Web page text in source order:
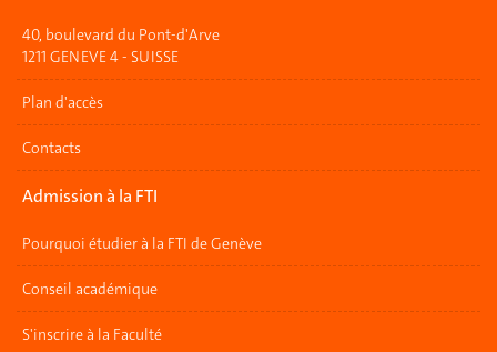
40, boulevard du Pont-d'Arve
1211 GENEVE 4 - SUISSE
Plan d'accès
Contacts
Admission à la FTI
Pourquoi étudier à la FTI de Genève
Conseil académique
S'inscrire à la Faculté